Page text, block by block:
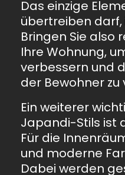
Das einzige
übertreiben darf,
Bringen Sie also
Ihre Wohnung,
verbessern und
der Bewohner zu
Ein weiterer
Japandi-Stils ist
Für die
und moderne
Dabei werden